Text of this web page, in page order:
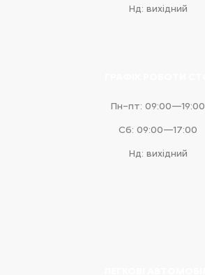
Нд: вихідний
Пн–пт: 09:00—19:00
Сб: 09:00—17:00
Нд: вихідний